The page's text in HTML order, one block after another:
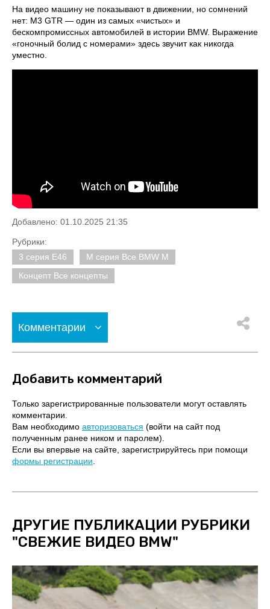
На видео машину не показывают в движении, но сомнений
нет: M3 GTR — один из самых «чистых» и
бескомпромиссных автомобилей в истории BMW. Выражение
«гоночный болид с номерами» здесь звучит как никогда
уместно.
Добавлено: 01.10.2025 21:35
Рубрики:
3 серия E46
M серия Все BMW M
Концепт Все концепты
Комментарии
Добавить комментарий
Только зарегистрированные пользователи могут оставлять
комментарии.
Вам необходимо авторизоваться (войти на сайт под
полученным ранее ником и паролем).
Если вы впервые на сайте, зарегистрируйтесь при помощи
формы регистрации.
ДРУГИЕ ПУБЛИКАЦИИ РУБРИКИ
"СВЕЖИЕ ВИДЕО BMW"